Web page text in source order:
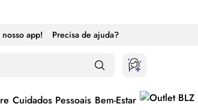
nosso app! Precisa de ajuda?
Cuidados Pessoais Bem-Estar